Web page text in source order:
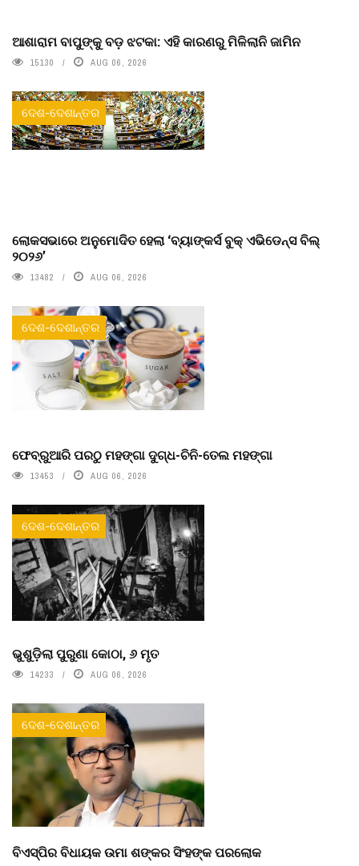
ଆଶାରାମ ବାପୁଙ୍କୁ ବଡ଼ ଝଟକା: ଏହି କାରଣରୁ ମିଳିଲାନି ଜାମିନ
15130 AUG 06, 2026
ଦେଶ-ଦେଶାନ୍ତର
ଲୋକସଭାରେ ଅନୁମୋଦିତ ହେଲା ‘ବ୍ୟାଙ୍କର୍ସ ବୁକ୍ ଏଭିଡେନ୍ସ ବିଲ୍
୨୦୨୬’
13482 AUG 06, 2026
ଦେଶ-ଦେଶାନ୍ତର
ଫେବ୍ରୁଆରି ପରଠୁ ମହଙ୍ଗା ଦୁଗ୍ଧ-ଚିନି-ତେଲ ମହଙ୍ଗା
13453 AUG 06, 2026
ଦେଶ-ଦେଶାନ୍ତର
ଭୁଶୁଡ଼ିଲା ପୁରୁଣା କୋଠା, ୬ ମୃତ
14233 AUG 06, 2026
ଦେଶ-ଦେଶାନ୍ତର
ବିଏସ୍‌ପିର ବିଧାୟକ ଉମା ଶଙ୍କର ସିଂହଙ୍କ ପରଲୋକ